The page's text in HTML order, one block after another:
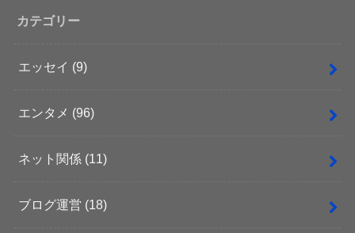
カテゴリー
エッセイ (9)
エンタメ (96)
ネット関係 (11)
ブログ運営 (18)